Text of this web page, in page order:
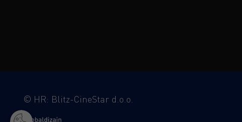
© HR: Blitz-CineStar d.o.o.